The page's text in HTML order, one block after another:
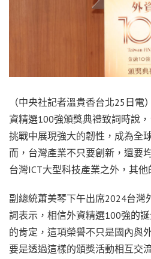
（中央社記者溫貴香台北25日
資精選100強頒獎典禮致詞時說
挑戰中展現強大的韌性，成為全
而，台灣產業不只要創新，還要
台灣ICT大型科技產業之外，其他
副總統蕭美琴下午出席2024台灣
詞表示，相信外資精選100強的
的肯定，這項榮譽不只是國內與
要是透過這樣的頒獎活動相互交